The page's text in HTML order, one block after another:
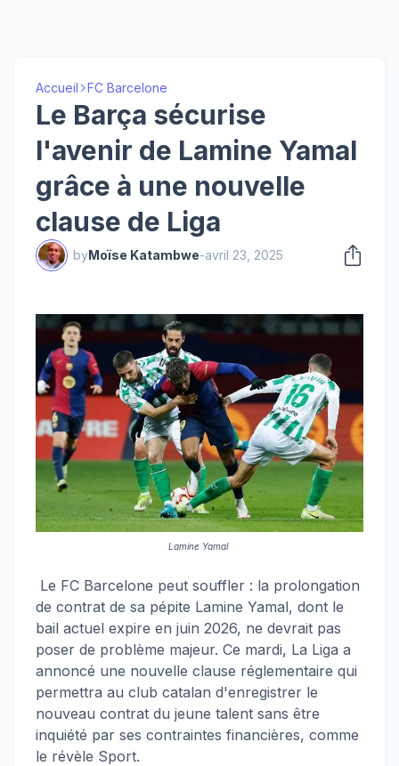
Accueil FC Barcelone
Le Barça sécurise
l'avenir de Lamine Yamal
grâce à une nouvelle
clause de Liga
byMoïse Katambwe-avril 23, 2025
Lamine Yamal
Le FC Barcelone peut souffler : la prolongation
de contrat de sa pépite Lamine Yamal, dont le
bail actuel expire en juin 2026, ne devrait pas
poser de problème majeur. Ce mardi, La Liga a
annoncé une nouvelle clause réglementaire qui
permettra au club catalan d'enregistrer le
nouveau contrat du jeune talent sans être
inquiété par ses contraintes financières, comme
le révèle Sport.